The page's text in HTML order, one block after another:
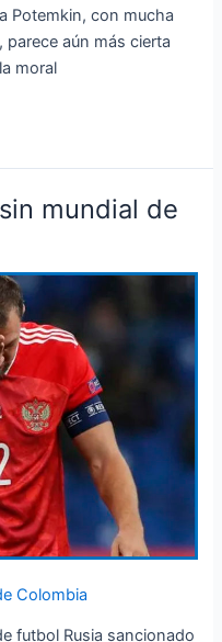
Potemkin, con mucha
parece aún más cierta
moral
mundial de
Colombia
futbol Rusia sancionado